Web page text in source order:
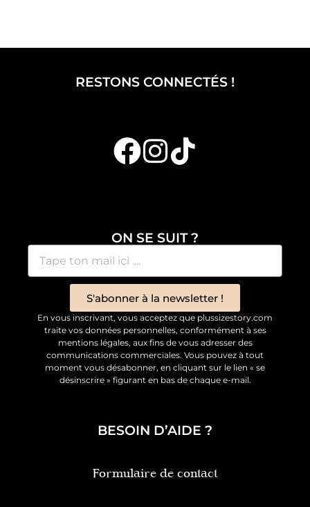
RESTONS CONNECTÉS !
ON SE SUIT ?
S'abonner à la newsletter !
En vous inscrivant, vous acceptez que plussizestory.com
traite vos données personnelles, conformément à ses
mentions légales, aux fins de vous adresser des
communications commerciales. Vous pouvez à tout
moment vous désabonner, en cliquant sur le lien « se
désinscrire » figurant en bas de chaque e-mail.
BESOIN D’AIDE ?
Formulaire de contact